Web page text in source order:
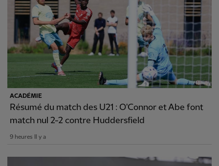
ACADÉMIE
Résumé du match des U21 : O'Connor et Abe font
match nul 2-2 contre Huddersfield
9 heures Il y a